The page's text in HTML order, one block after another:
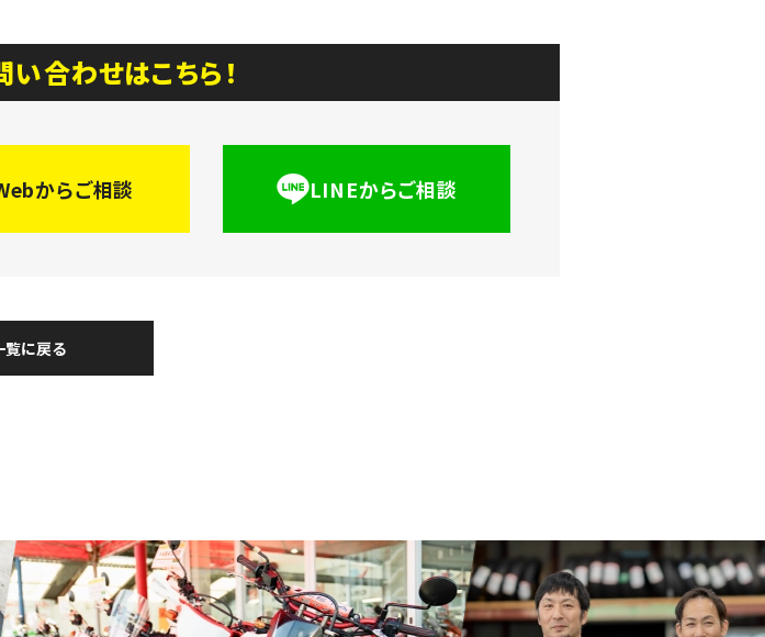
い合わせはこちら！
からご相談 LINEからご相談
覧に戻る